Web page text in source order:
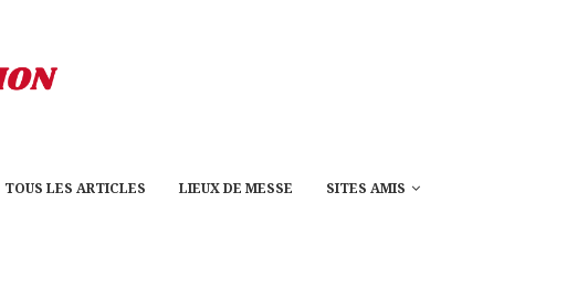
TOUS LES ARTICLES LIEUX DE MESSE SITES AMIS